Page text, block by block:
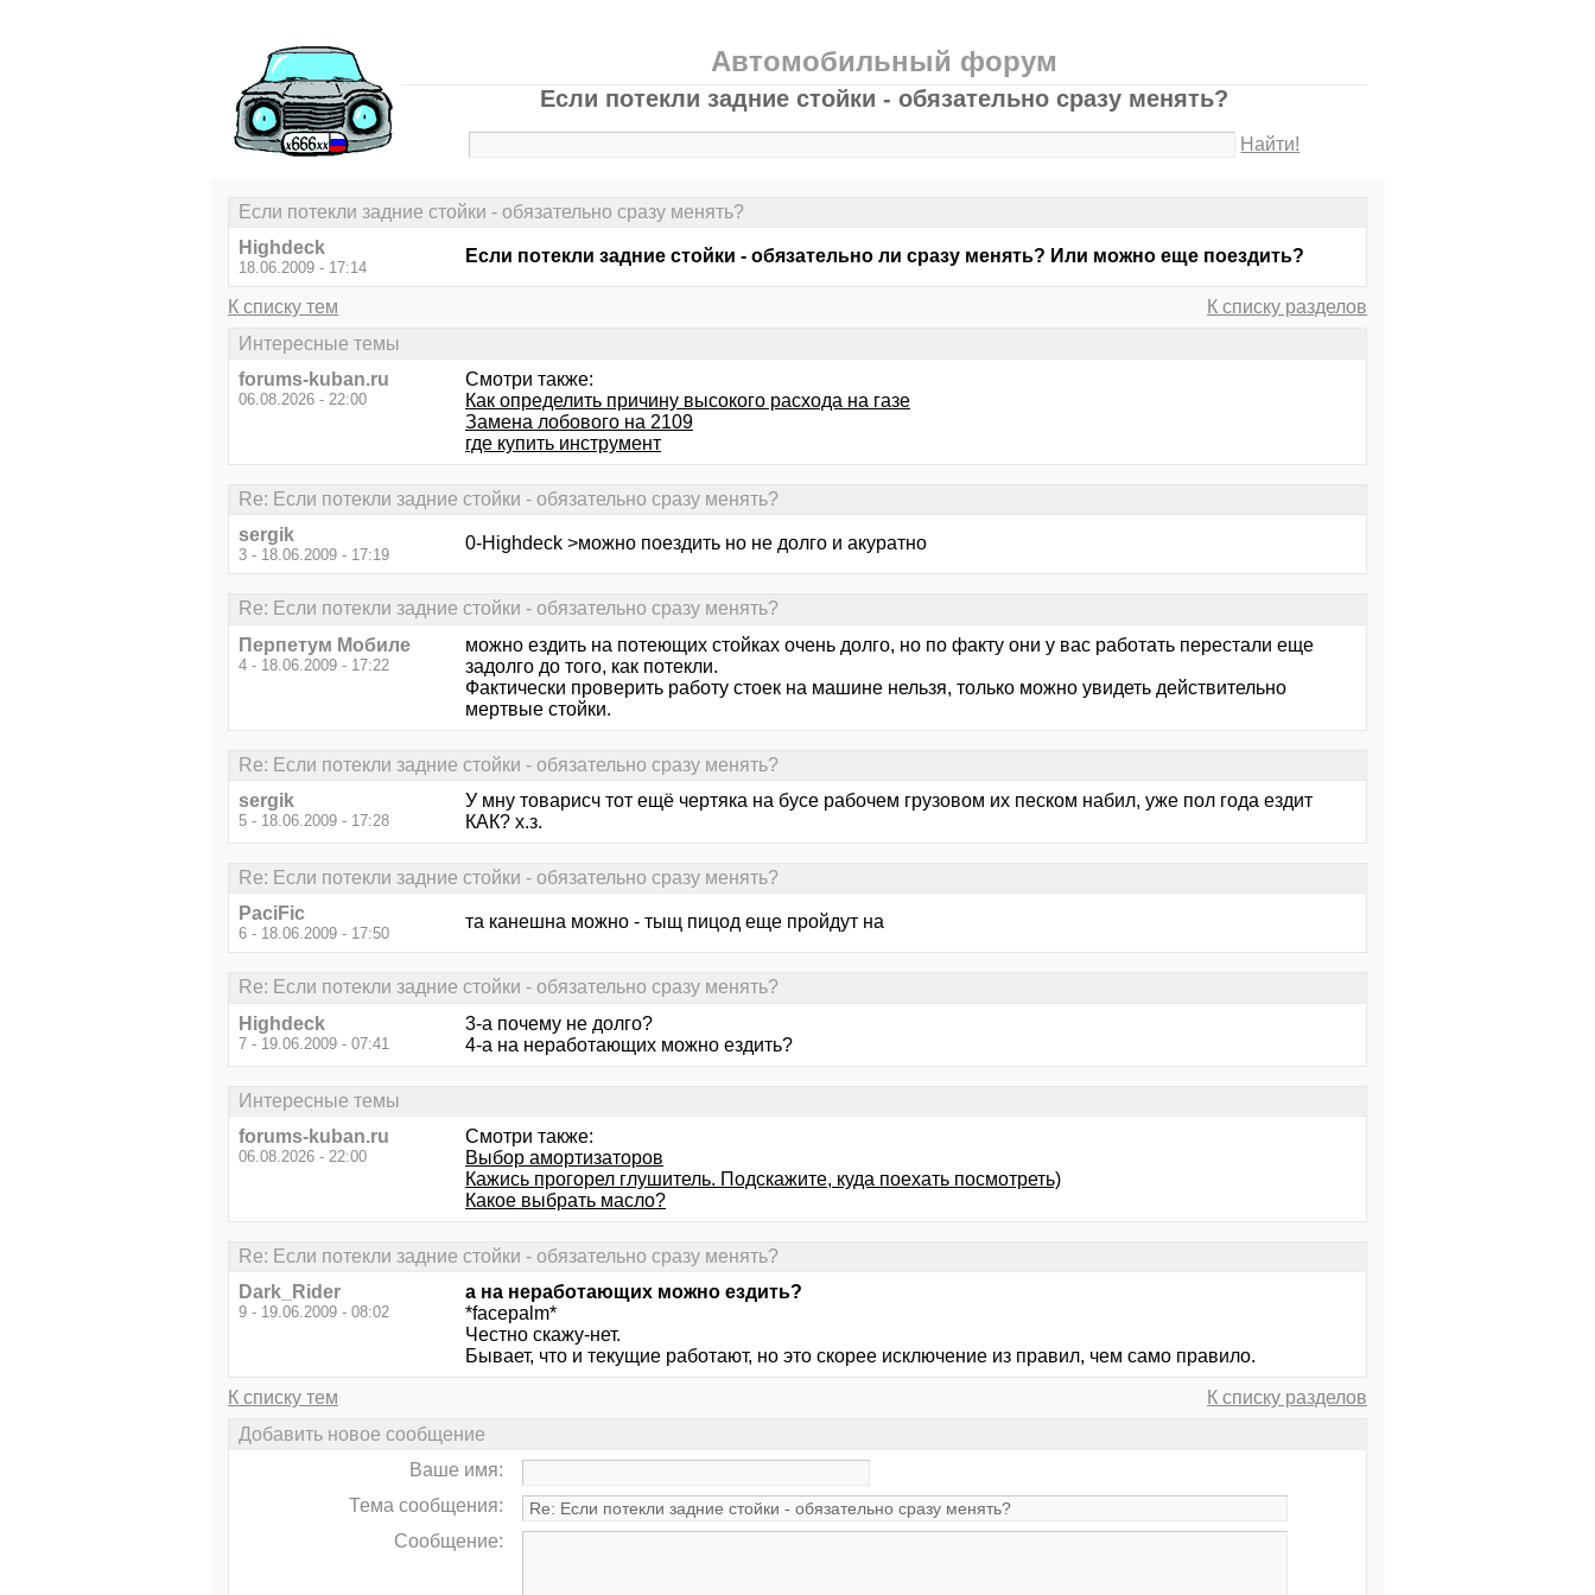
Автомобильный форум
Если потекли задние стойки - обязательно сразу менять?
Найти!
Если потекли задние стойки - обязательно сразу менять?
Highdeck
18.06.2009 - 17:14
Если потекли задние стойки - обязательно ли сразу менять? Или можно еще поездить?
К списку тем
К списку разделов
Интересные темы
forums-kuban.ru
06.08.2026 - 22:00
Смотри также:
Как определить причину высокого расхода на газе
Замена лобового на 2109
где купить инструмент
Re: Если потекли задние стойки - обязательно сразу менять?
sergik
3 - 18.06.2009 - 17:19
0-Highdeck >можно поездить но не долго и акуратно
Re: Если потекли задние стойки - обязательно сразу менять?
Перпетум Мобиле
4 - 18.06.2009 - 17:22
можно ездить на потеющих стойках очень долго, но по факту они у вас работать перестали еще
задолго до того, как потекли.
Фактически проверить работу стоек на машине нельзя, только можно увидеть действительно
мертвые стойки.
Re: Если потекли задние стойки - обязательно сразу менять?
sergik
5 - 18.06.2009 - 17:28
У мну товарисч тот ещё чертяка на бусе рабочем грузовом их песком набил, уже пол года ездит
КАК? х.з.
Re: Если потекли задние стойки - обязательно сразу менять?
PaciFic
6 - 18.06.2009 - 17:50
та канешна можно - тыщ пицод еще пройдут на
Re: Если потекли задние стойки - обязательно сразу менять?
Highdeck
7 - 19.06.2009 - 07:41
3-а почему не долго?
4-а на неработающих можно ездить?
Интересные темы
forums-kuban.ru
06.08.2026 - 22:00
Смотри также:
Выбор амортизаторов
Кажись прогорел глушитель. Подскажите, куда поехать посмотреть)
Какое выбрать масло?
Re: Если потекли задние стойки - обязательно сразу менять?
Dark_Rider
9 - 19.06.2009 - 08:02
а на неработающих можно ездить?
*facepalm*
Честно скажу-нет.
Бывает, что и текущие работают, но это скорее исключение из правил, чем само правило.
К списку тем
К списку разделов
Добавить новое сообщение
Ваше имя:
Тема сообщения:
Сообщение: